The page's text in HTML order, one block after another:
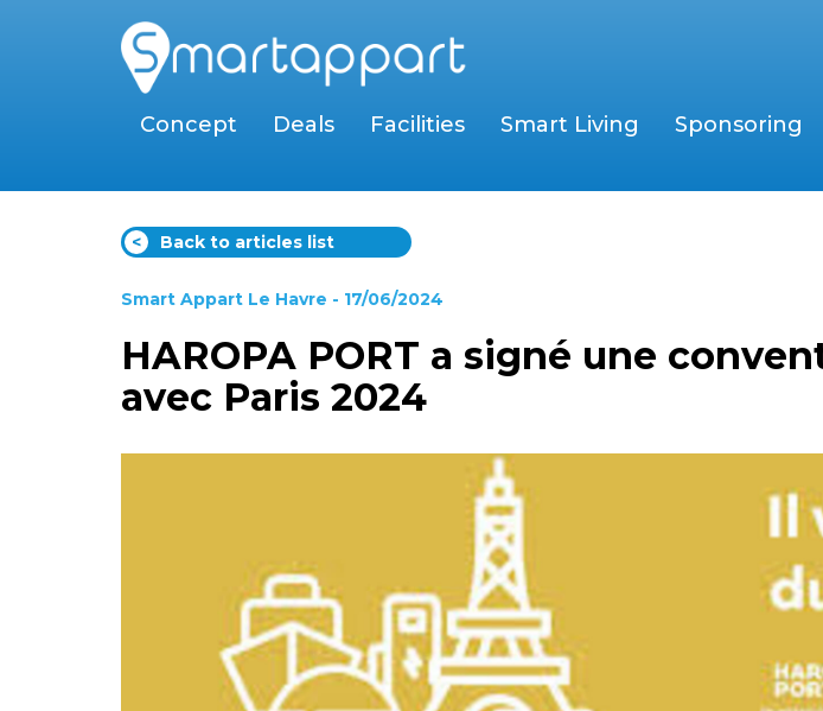
Concept Deals Facilities Smart Living Sponsoring
< Back to articles list
Smart Appart Le Havre - 17/06/2024
HAROPA PORT a signé une
avec Paris 2024